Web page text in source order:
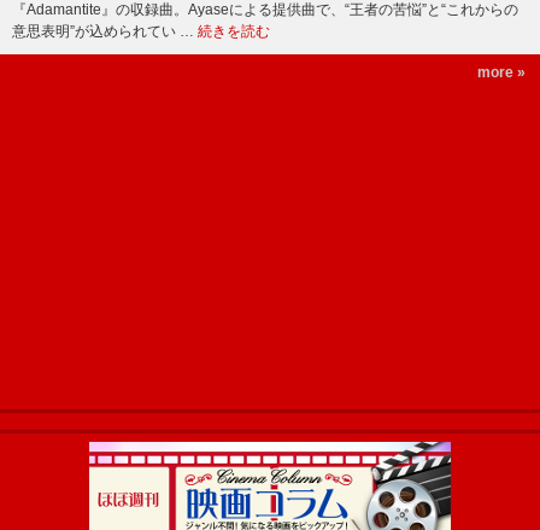
『Adamantite』の収録曲。Ayaseによる提供曲で、“王者の苦悩”と“これからの
意思表明”が込められてい … 続きを読む
more »